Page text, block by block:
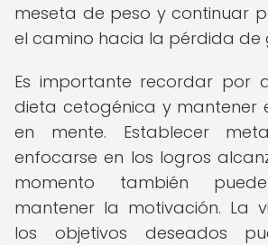
meseta de peso y continuar
el camino hacia la pérdida de
Es importante recordar por
dieta cetogénica y mantener
en mente. Establecer
enfocarse en los logros
momento también
mantener la motivación. La
los objetivos deseados